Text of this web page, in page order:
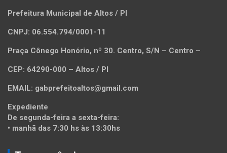
Prefeitura Municipal de Altos / PI
CNPJ: 06.554.794/0001-11
Praça Cônego Honório, nº 30. Centro, S/N – Centro –
CEP: 64290-000 – Altos / PI
EMAIL: gabprefeitoaltos@gmail.com
Expediente
De segunda-feira a sexta-feira:
• manhã das 7:30 hs às 13:30hs